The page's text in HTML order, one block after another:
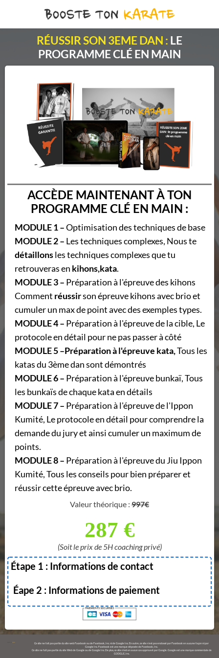
RÉUSSIR SON 3EME DAN : LE
PROGRAMME CLÉ EN MAIN
Étape 1 : Informations de contact
Éape 2 : Informations de paiement
ACCÈDE MAINTENANT À TON
PROGRAMME CLÉ EN MAIN :
MODULE 1 –Optimisation des techniques de base
MODULE 2 – Les techniques complexes, Nous te
détaillonsles techniques complexes que tu
retrouveras en kihons,kata.
MODULE 3 – Préparation à l'épreuve des kihons
Comment réussirson épreuve kihons avec brio et
cumuler un max de point avec des exemples types.
MODULE 4 – Préparation à l'épreuve de la cible, Le
protocole en détail pour ne pas passer à côté
MODULE 5 –Préparation à l'épreuve kata,Tous les
katas du 3ème dan sont démontrés
MODULE 6 – Préparation à l'épreuve bunkaï, Tous
les bunkaïs de chaque kata en détails
MODULE 7 – Préparation à l'épreuve de l'Ippon
Kumité, Le protocole en détail pour comprendre la
demande du jury et ainsi cumuler un maximum de
points.
MODULE 8 – Préparation à l'épreuve du Jiu Ippon
Kumité, Tous les conseils pour bien préparer et
réussir cette épreuve avec brio.
Valeur théorique : 997€
287 €
(Soit le prix de 5H coaching privé)
Ce site ne fait pas partie du site web Facebook ou de Facebook, Inc. ni de Google Inc. En outre, ce site n’est pas endossé par Facebook en aucune façon ni par
Google Inc. Facebook est une marque déposée de Facebook, Inc.
Ce site ne fait pas partie du site Web de Google ou de Google Inc. De plus, ce site n'est en aucun cas approuvé par Google. Google est une marque commerciale de
GOOGLE, Inc.